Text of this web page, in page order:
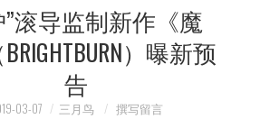
”滚导监制新作《魔
）曝新预
告
03-07 三月鸟 撰写留言